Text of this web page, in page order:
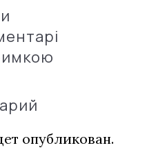
опубликован.